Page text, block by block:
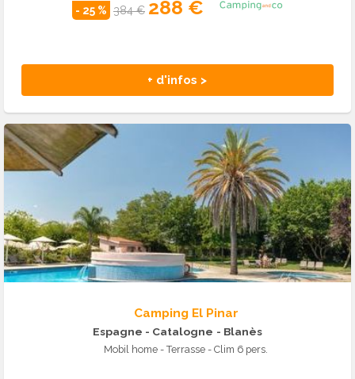
- 25 % 384 € 288 €
+ d'infos >
Camping El Pinar
Espagne - Catalogne - Blanès
Mobil home - Terrasse - Clim 6 pers.